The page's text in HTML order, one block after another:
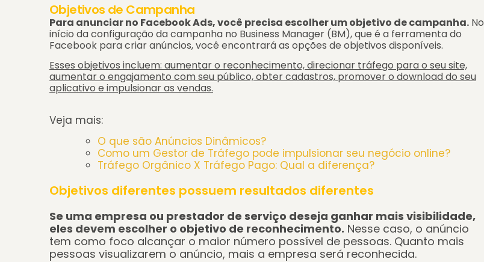
Objetivos de Campanha
Para anunciar no Facebook Ads, você precisa escolher um objetivo de campanha. No
início da configuração da campanha no Business Manager (BM), que é a ferramenta do
Facebook para criar anúncios, você encontrará as opções de objetivos disponíveis.
Esses objetivos incluem: aumentar o reconhecimento, direcionar tráfego para o seu site,
aumentar o engajamento com seu público, obter cadastros, promover o download do seu
aplicativo e impulsionar as vendas.
Veja mais:
O que são Anúncios Dinâmicos?
Como um Gestor de Tráfego pode impulsionar seu negócio online?
Tráfego Orgânico X Tráfego Pago: Qual a diferença?
Objetivos diferentes possuem resultados diferentes
Se uma empresa ou prestador de serviço deseja ganhar mais visibilidade,
eles devem escolher o objetivo de reconhecimento. Nesse caso, o anúncio
tem como foco alcançar o maior número possível de pessoas. Quanto mais
pessoas visualizarem o anúncio, mais a empresa será reconhecida.